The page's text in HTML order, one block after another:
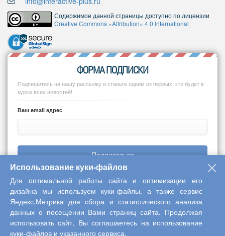
Содержимое данной страницы доступно по лицензии
Creative Commons «Attribution» 4.0 International
ФОРМА ПОДПИСКИ
Подпишитесь на нашу рассылку и станьте одним из первых, кто будет в
курсе всех новостей!
Ваш email адрес
Подписаться
Copyright © 2013-2026 Центр научного сотрудничества «Интерактив
плюс»
Использование куки-файлов
Для оптимальной работы сайта и оптимизации его
дизайна мы используем куки-файлы, а также сервис
Яндекс.Метрика для сбора и статистического анализа
данных о посещении Вами страниц сайта. Продолжая
использовать сайт, Вы соглашаетесь на использование
куки-файлов и указанного сервиса.